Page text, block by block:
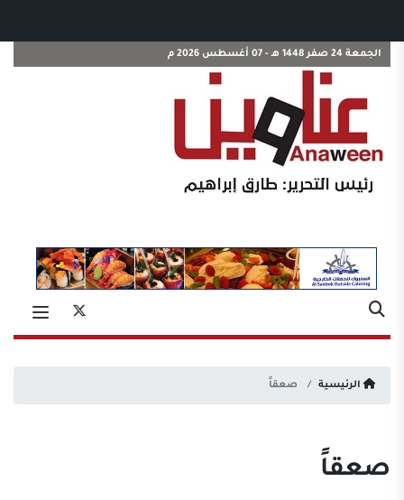
الجمعة 24 صفر 1448 هـ - 07 أغسطس 2026 م
الرئيسية صعقاً
صعقاً